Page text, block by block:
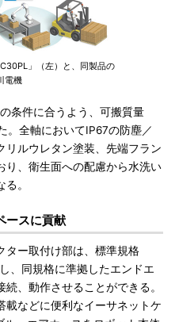
」（左）と、同製品の
電機
条件に合うよう、可搬質量
。全軸においてIP67の防塵／
リルウレタン塗装、先端フラン
り、衛生面への配慮から水洗い
。
ースに貢献
ー取付け部は、標準規格
、同規格に準拠したエンドエ
、動作させることができる。
載などに便利なイーサネットケ